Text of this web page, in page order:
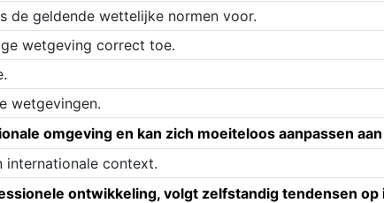
de geldende wettelijke normen voor.
wetgeving correct toe.
wetgevingen.
omgeving en kan zich moeiteloos aanpassen
internationale context.
ontwikkeling, volgt zelfstandig tendensen